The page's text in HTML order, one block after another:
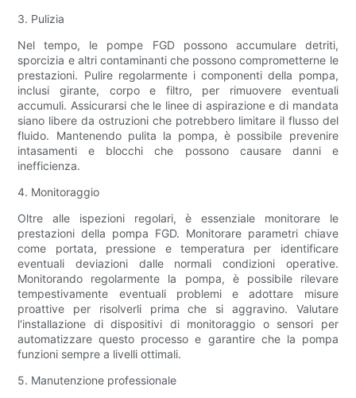
3. Pulizia
Nel tempo, le pompe FGD possono accumulare detriti,
sporcizia e altri contaminanti che possono comprometterne le
prestazioni. Pulire regolarmente i componenti della pompa,
inclusi girante, corpo e filtro, per rimuovere eventuali
accumuli. Assicurarsi che le linee di aspirazione e di mandata
siano libere da ostruzioni che potrebbero limitare il flusso del
fluido. Mantenendo pulita la pompa, è possibile prevenire
intasamenti e blocchi che possono causare danni e
inefficienza.
4. Monitoraggio
Oltre alle ispezioni regolari, è essenziale monitorare le
prestazioni della pompa FGD. Monitorare parametri chiave
come portata, pressione e temperatura per identificare
eventuali deviazioni dalle normali condizioni operative.
Monitorando regolarmente la pompa, è possibile rilevare
tempestivamente eventuali problemi e adottare misure
proattive per risolverli prima che si aggravino. Valutare
l'installazione di dispositivi di monitoraggio o sensori per
automatizzare questo processo e garantire che la pompa
funzioni sempre a livelli ottimali.
5. Manutenzione professionale